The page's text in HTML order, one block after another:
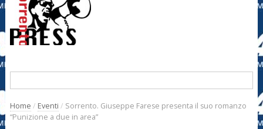
Home / Eventi / Sorrento. Giuseppe Farese presenta il suo romanzo
“Punizione a due in area”